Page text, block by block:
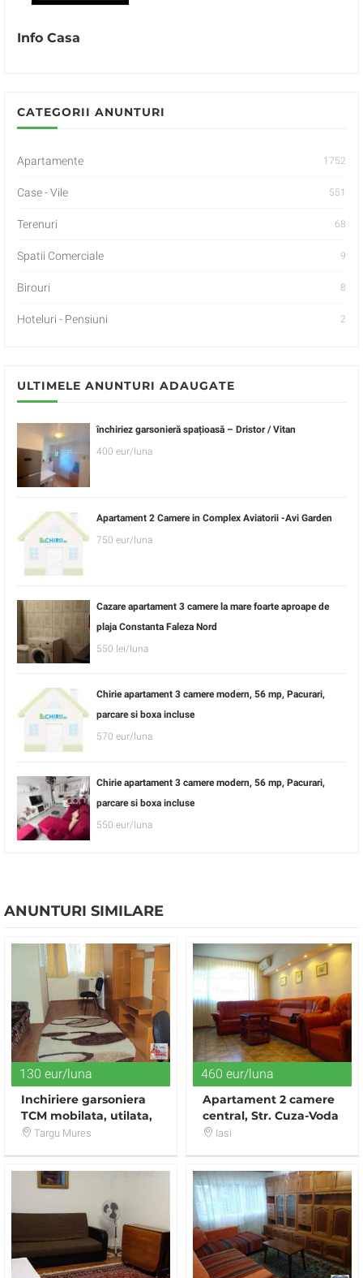
Info Casa
CATEGORII ANUNTURI
Apartamente 1752
Case - Vile 551
Terenuri 68
Spatii Comerciale 9
Birouri 8
Hoteluri - Pensiuni 2
ULTIMELE ANUNTURI ADAUGATE
închiriez garsonieră spațioasă – Dristor / Vitan
400 eur/luna
Apartament 2 Camere in Complex Aviatorii -Avi Garden
750 eur/luna
Cazare apartament 3 camere la mare foarte aproape de
plaja Constanta Faleza Nord
550 lei/luna
Chirie apartament 3 camere modern, 56 mp, Pacurari,
parcare si boxa incluse
570 eur/luna
Chirie apartament 3 camere modern, 56 mp, Pacurari,
parcare si boxa incluse
550 eur/luna
ANUNTURI SIMILARE
130 eur/luna
Inchiriere garsoniera
TCM mobilata, utilata,
zona UMF
Targu Mures
460 eur/luna
Apartament 2 camere
central, Str. Cuza-Voda
Iasi